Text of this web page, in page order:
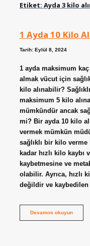
Etiket: Ayda 3 kilo
1 Ayda 10 Kilo
Tarih: Eylül 8, 2024
1 ayda maksimum
almak vücut için
kilo alınabilir?
maksimum 5 kilo
mümkündür ancak
mi? Bir ayda 10 kilo
vermek mümkün
sağlıklı bir kilo
kadar hızlı kilo
kaybetmesine ve
olabilir. Ayrıca, hızlı
değildir ve
Devamını okuyun1